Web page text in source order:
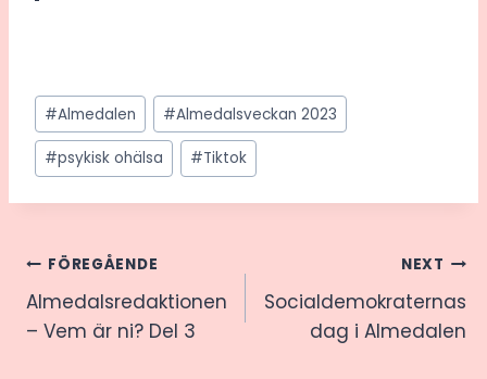
Post
Tags:
#Almedalen #Almedalsveckan 2023
#psykisk ohälsa #Tiktok
Inläggsnavigering
FÖREGÅENDE
Almedalsredaktionen
– Vem är ni? Del 3
NEXT
Socialdemokraternas
dag i Almedalen